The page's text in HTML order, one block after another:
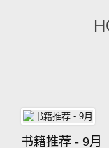
书籍推荐 - 9月